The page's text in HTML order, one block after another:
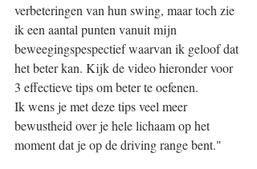
verbeteringen van hun swing, maar toch zie
ik een aantal punten vanuit mijn
beweegingspespectief waarvan ik geloof dat
het beter kan. Kijk de video hieronder voor
3 effectieve tips om beter te oefenen.
Ik wens je met deze tips veel meer
bewustheid over je hele lichaam op het
moment dat je op de driving range bent."